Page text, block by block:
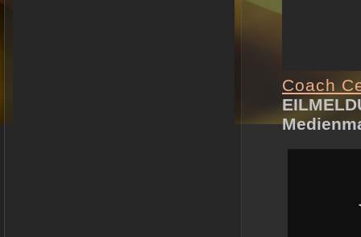
Coach